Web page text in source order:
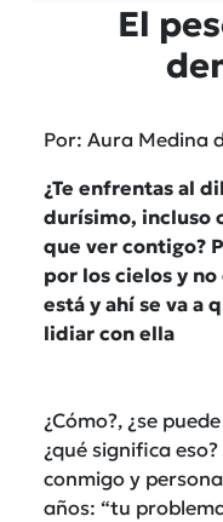
El
Por: Aura Medina
¿Te enfrentas al
durísimo, incluso
que ver contigo?
por los cielos y
está y ahí se va a
lidiar con ella
¿Cómo?, ¿se
¿qué significa
conmigo y
años: “tu